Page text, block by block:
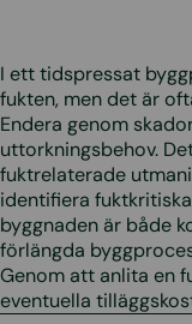
I ett tidspressat
fukten, men det är
Endera genom
uttorkningsbehov.
fuktrelaterade
identifiera
byggnaden är både
förlängda
Genom att anlita en
eventuella